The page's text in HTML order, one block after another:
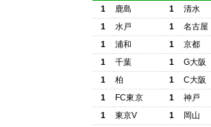
1 鹿島 1
清水
1
水戸 1
名古屋
1
浦和 1
京都
1
千葉 1
G大阪
1
柏 1
C大阪
1
FC東京 1
神戸
1
東京V 1
岡山